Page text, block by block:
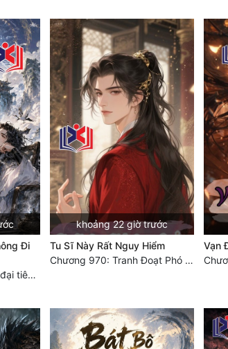
Đi
Chương 410: Bồng Lai đại tiên An Khi Sinh (2)
khoảng 22 giờ trước
Tu Sĩ Này Rất Nguy Hiểm
Chương 970: Tranh Đoạt Phó Cung Chủ
Vạn